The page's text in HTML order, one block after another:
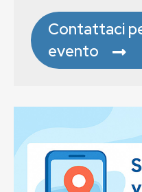
Contattaci
evento